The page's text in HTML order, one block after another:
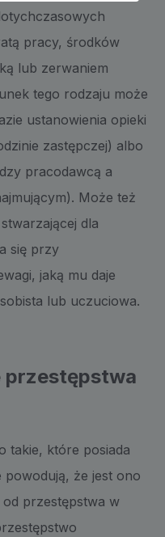
pracy, środków
lub zerwaniem
tego rodzaju może
ustanowienia opieki
zastępczej) albo
pracodawcą a
Może też
dla
się przy
jaką mu daje
lub uczuciowa.
przestępstwa
takie, które posiada
że jest ono
od przestępstwa w